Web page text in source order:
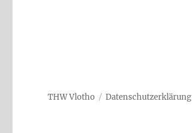
THW Vlotho Datenschutzerklärung